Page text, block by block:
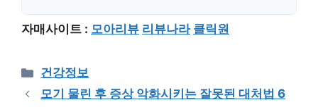
자매사이트 : 모아리뷰 리뷰나라 클릭원
Categories
건강정보
모기 물린 후 증상 악화시키는 잘못된 대처법 6